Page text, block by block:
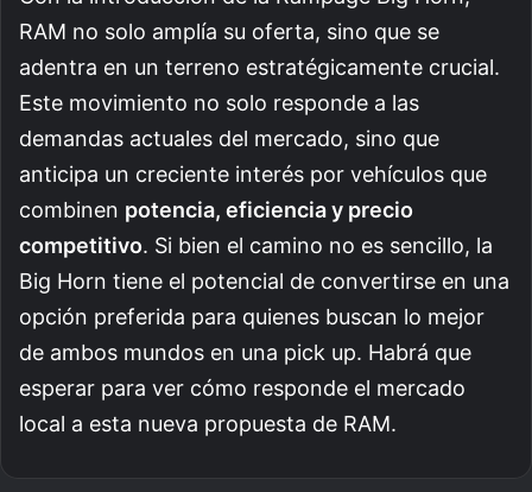
RAM no solo amplía su oferta, sino que se
adentra en un terreno estratégicamente crucial.
Este movimiento no solo responde a las
demandas actuales del mercado, sino que
anticipa un creciente interés por vehículos que
combinen potencia, eficiencia y precio
competitivo. Si bien el camino no es sencillo, la
Big Horn tiene el potencial de convertirse en una
opción preferida para quienes buscan lo mejor
de ambos mundos en una pick up. Habrá que
esperar para ver cómo responde el mercado
local a esta nueva propuesta de RAM.